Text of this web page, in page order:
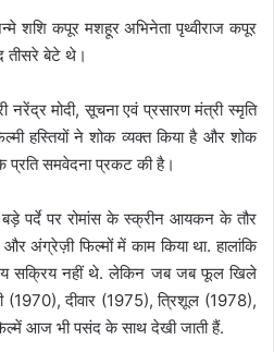
शशि कपूर मशहूर अभिनेता पृथ्वीराज कपूर
तीसरे बेटे थे।
मोदी, सूचना एवं प्रसारण मंत्री स्मृति
हस्तियों ने शोक व्यक्त किया है और शोक
प्रति समवेदना प्रकट की है।
पर्दे पर रोमांस के स्क्रीन आयकन के तौर
अंग्रेज़ी फिल्मों में काम किया था. हालांकि
सक्रिय नहीं थे. लेकिन जब जब फूल खिले
दीवार (1975), त्रिशूल (1978),
आज भी पसंद के साथ देखी जाती हैं.